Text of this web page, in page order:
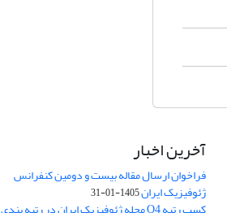
آخرین اخبار
فراخوان ارسال مقاله بیست و دومین کنفرانس
ژئوفیزیک ایران1405-01-31